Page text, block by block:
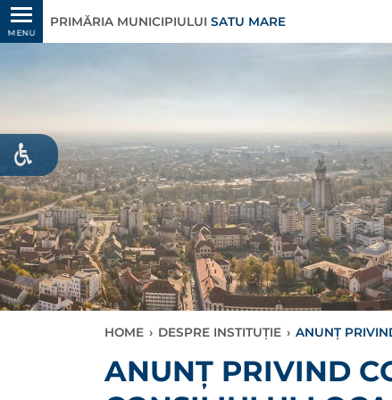
MENU
PRIMĂRIA MUNICIPIULUI SATU MARE
HOME › DESPRE INSTITUȚIE › ANUNȚ
ANUNȚ PRIVIND